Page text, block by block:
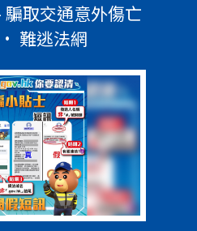
取交通意外傷亡
難逃法網